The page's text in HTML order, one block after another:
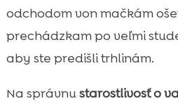
odchodom von mačkám
prechádzkam po veľmi
aby ste predišli trhlinám.
Na správnustarostlivosť o